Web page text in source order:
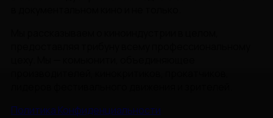
Политика Конфиденциальности